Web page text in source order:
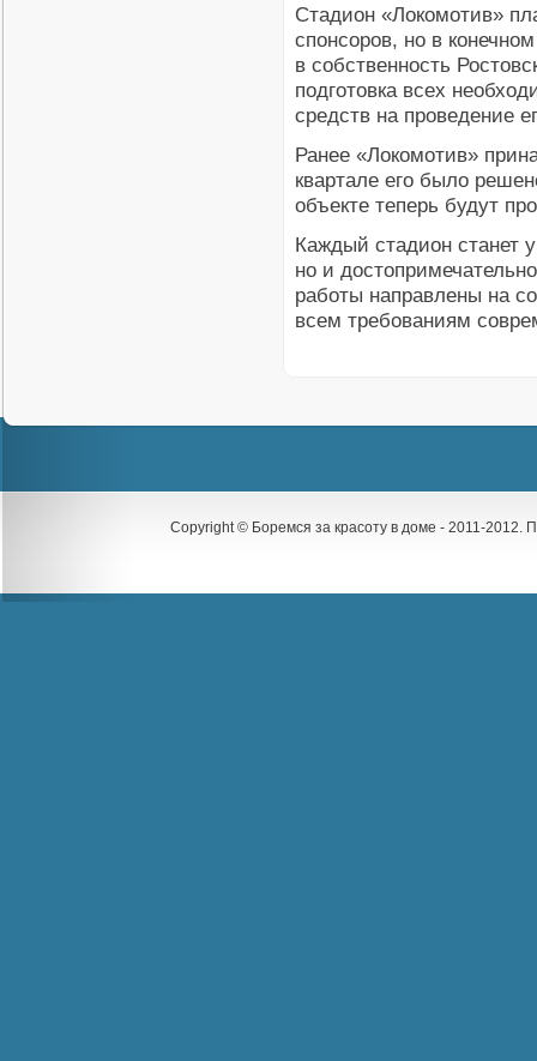
Стадион «Локомотив»
спонсоров, но в
в собственность
подготовка всех
средств на проведение
Ранее «Локомотив»
квартале его было
объекте теперь будут
Каждый стадион станет
но и
работы направлены на
всем требованиям
Copyright © Боремся за красоту в доме - 2011-2012.